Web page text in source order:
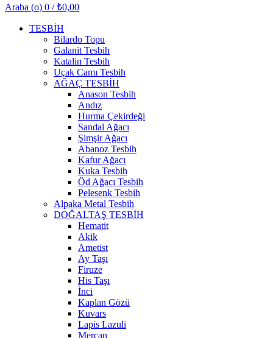
Araba (o) 0 / ₺0,00
TESBİH
Bilardo Topu
Galanit Tesbih
Katalin Tesbih
Uçak Camı Tesbih
AĞAÇ TESBİH
Anason Tesbih
Andız
Hurma Çekirdeği
Sandal Ağacı
Şimşir Ağacı
Abanoz Tesbih
Kafur Ağacı
Kuka Tesbih
Öd Ağacı Tesbih
Pelesenk Tesbih
Alpaka Metal Tesbih
DOĞALTAŞ TESBİH
Hematit
Akik
Ametist
Ay Taşı
Firuze
His Taşı
İnci
Kaplan Gözü
Kuvars
Lapis Lazuli
Mercan